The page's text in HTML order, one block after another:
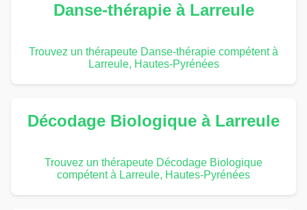
Danse-thérapie à Larreule
Trouvez un thérapeute Danse-thérapie compétent à
Larreule, Hautes-Pyrénées
Décodage Biologique à Larreule
Trouvez un thérapeute Décodage Biologique
compétent à Larreule, Hautes-Pyrénées